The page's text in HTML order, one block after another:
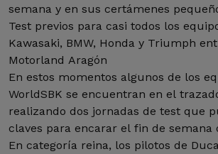
semana y en sus certámenes
Test previos para casi todos los
Kawasaki, BMW, Honda y Triumph
Motorland Aragón
En estos momentos algunos de los
WorldSBK se encuentran en el
realizando dos jornadas de test que
claves para encarar el fin de semana
En categoría reina, los pilotos de